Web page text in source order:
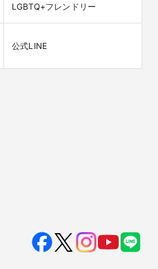
LGBTQ+フレンドリー
公式LINE